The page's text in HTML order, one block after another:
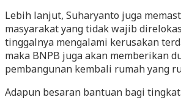
Lebih lanjut, Suharyanto juga
masyarakat yang tidak wajib
tinggalnya mengalami kerusakan
maka BNPB juga akan memberikan
pembangunan kembali rumah yang
Adapun besaran bantuan bagi